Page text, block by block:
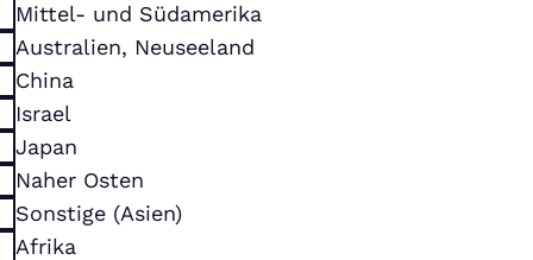
Mittel- und Südamerika
Australien, Neuseeland
China
Israel
Japan
Naher Osten
Sonstige (Asien)
Afrika